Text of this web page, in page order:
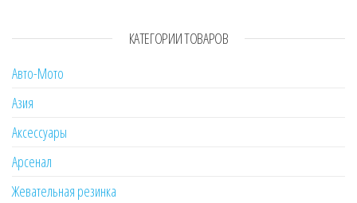
КАТЕГОРИИ ТОВАРОВ
Авто-Мото
Азия
Аксессуары
Арсенал
Жевательная резинка